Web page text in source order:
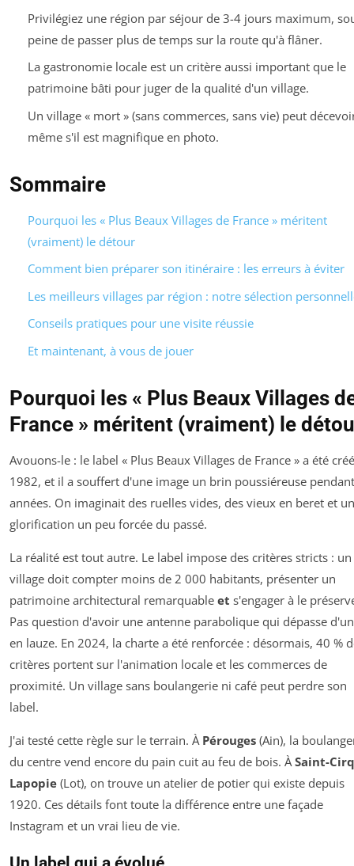
Privilégiez une région par séjour de 3-4 jours maximum,
peine de passer plus de temps sur la route qu'à flâner.
La gastronomie locale est un critère aussi important que le
patrimoine bâti pour juger de la qualité d'un village.
Un village « mort » (sans commerces, sans vie) peut
même s'il est magnifique en photo.
Sommaire
Pourquoi les « Plus Beaux Villages de France » méritent
(vraiment) le détour
Comment bien préparer son itinéraire : les erreurs à éviter
Les meilleurs villages par région : notre sélection
Conseils pratiques pour une visite réussie
Et maintenant, à vous de jouer
Pourquoi les « Plus Beaux Villages
France » méritent (vraiment) le
Avouons-le : le label « Plus Beaux Villages de France » a été
1982, et il a souffert d'une image un brin poussiéreuse
années. On imaginait des ruelles vides, des vieux en beret et
glorification un peu forcée du passé.
La réalité est tout autre. Le label impose des critères stricts : un
village doit compter moins de 2 000 habitants, présenter un
patrimoine architectural remarquable et s'engager à le
Pas question d'avoir une antenne parabolique qui dépasse
en lauze. En 2024, la charte a été renforcée : désormais, 40 %
critères portent sur l'animation locale et les commerces de
proximité. Un village sans boulangerie ni café peut perdre son
label.
J'ai testé cette règle sur le terrain. À Pérouges (Ain), la
du centre vend encore du pain cuit au feu de bois. À Saint-
Lapopie (Lot), on trouve un atelier de potier qui existe depuis
1920. Ces détails font toute la différence entre une façade
Instagram et un vrai lieu de vie.